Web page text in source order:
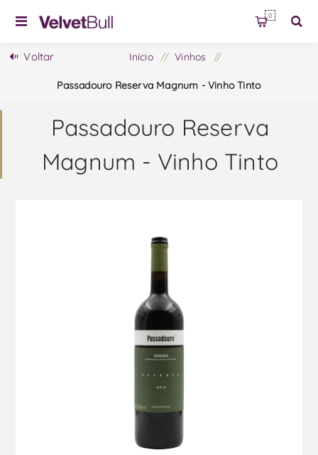
0
Voltar Início / Vinhos /
Passadouro Reserva Magnum - Vinho Tinto
Passadouro Reserva
Magnum - Vinho Tinto